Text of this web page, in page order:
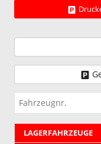
Fahrzeugnr.
LAGERFAHRZEUGE